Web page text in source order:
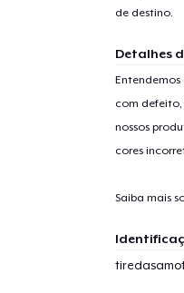
de destino.
Detalhes
com defeito,
nossos
cores
Saiba mais